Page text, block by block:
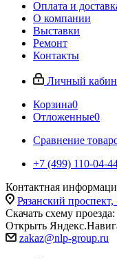
Оплата и
О компании
Выставки
Ремонт
Контакты
Личный
Корзина0
Отложенные0
Сравнение
+7 (499) 110-04-
Контактная
Рязанский
Скачать схему проезда:
Открыть
zakaz@nlp-group.ru